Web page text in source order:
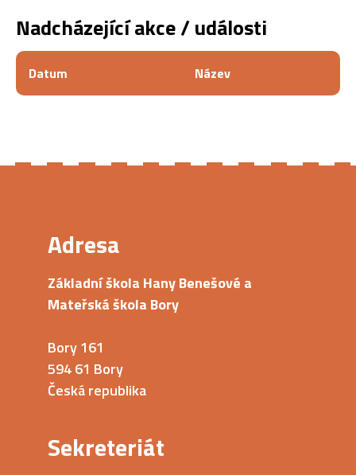
Nadcházející akce / události
Datum Název
Adresa
Základní škola Hany Benešové a
Mateřská škola Bory
Bory 161
594 61 Bory
Česká republika
Sekreteriát